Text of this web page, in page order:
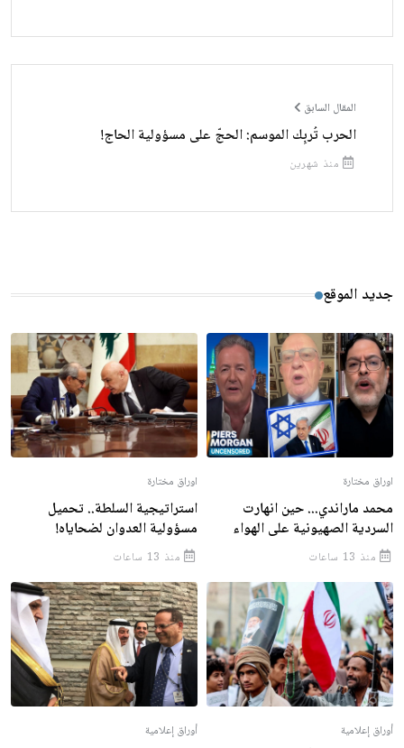
المقال السابق
الحرب تُربِك الموسم: الحجّ على مسؤولية الحاج!
منذ شهرين
جديد الموقع
اوراق مختارة
محمد ماراندي... حين انهارت
السردية الصهيونية على الهواء
منذ 13 ساعات
اوراق مختارة
استراتيجية السلطة.. تحميل
مسؤولية العدوان لضحاياه!
منذ 13 ساعات
أوراق إعلامية أوراق إعلامية